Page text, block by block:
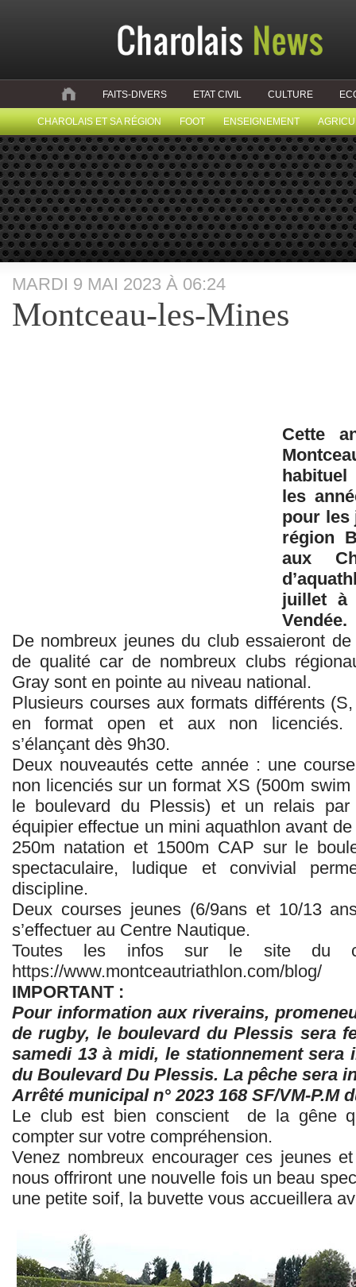
FAITS-DIVERS ETAT CIVIL CULTURE
CHAROLAIS ET SA RÉGION FOOT ENSEIGNEMENT
MARDI 9 MAI 2023 À 06:24
Montceau-les-Mines
Cette
les
pour les
région
aux
juillet à
Vendée.
De nombreux jeunes du club essaieront
de qualité car de nombreux clubs
Gray sont en pointe au niveau national.
Plusieurs courses aux formats différents
en format open et aux non licenciés.
s’élançant dès 9h30.
Deux nouveautés cette année : une
non licenciés sur un format XS (500m
le boulevard du Plessis) et un relais
équipier effectue un mini aquathlon avant
250m natation et 1500m CAP sur le
spectaculaire, ludique et convivial
discipline.
Deux courses jeunes (6/9ans et 10/13
s’effectuer au Centre Nautique.
Toutes les infos sur le site du
https://www.montceautriathlon.com/blog/
IMPORTANT :
Pour information aux riverains,
de rugby, le boulevard du Plessis sera
samedi 13 à midi, le stationnement
du Boulevard Du Plessis. La pêche sera
Arrêté municipal n° 2023 168 SF/VM-P.M
Le club est bien conscient
de la gêne
compter sur votre compréhension.
Venez nombreux encourager ces jeunes
nous offriront une nouvelle fois un beau
une petite soif, la buvette vous accueillera